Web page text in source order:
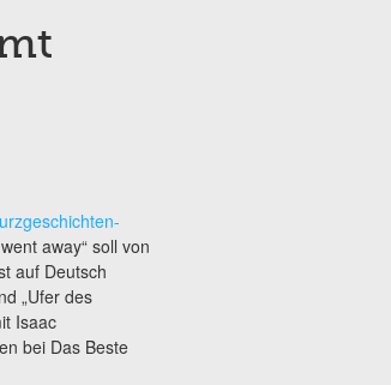
away“ soll von
auf Deutsch
„Ufer des
Isaac
bei Das Beste